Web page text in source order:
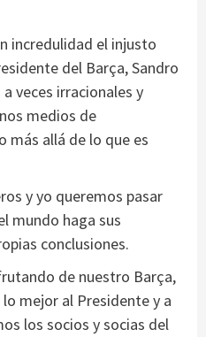
incredulidad el injusto
del Barça, Sandro
veces irracionales y
medios de
más allá de lo que es
y yo queremos pasar
mundo haga sus
conclusiones.
de nuestro Barça,
mejor al Presidente y a
los socios y socias del